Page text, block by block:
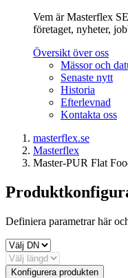
Vem är Masterflex
företaget, nyheter,
Översikt över oss
Mässor och
Senaste nytt
Historia
Efterlevnad
Kontakta oss
masterflex.se
Masterflex
Master-PUR Flat
Definiera parametrar här
Konfigurera produkten